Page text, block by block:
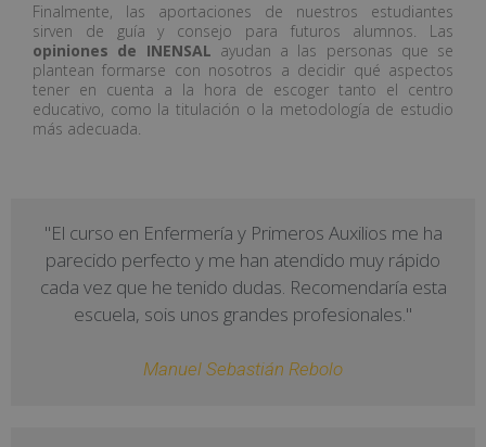
Finalmente, las aportaciones de nuestros estudiantes
sirven de guía y consejo para futuros alumnos. Las
opiniones de INENSAL ayudan a las personas que se
plantean formarse con nosotros a decidir qué aspectos
tener en cuenta a la hora de escoger tanto el centro
educativo, como la titulación o la metodología de estudio
más adecuada.
"El curso en Enfermería y Primeros Auxilios me ha
parecido perfecto y me han atendido muy rápido
cada vez que he tenido dudas. Recomendaría esta
escuela, sois unos grandes profesionales."
Manuel Sebastián Rebolo